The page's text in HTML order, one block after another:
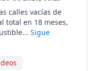
calles vacías de
total en 18 meses,
Sigue